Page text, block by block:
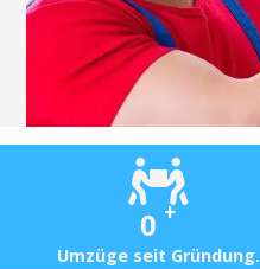
0 +
Umzüge seit Gründung.